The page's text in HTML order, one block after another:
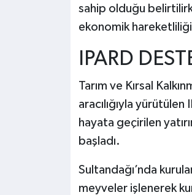
sahip olduğu
ekonomik
IPARD
Tarım ve Kırsal
aracılığıyla
hayata geçirilen
başladı.
Sultandağı’nda
meyveler işlenerek